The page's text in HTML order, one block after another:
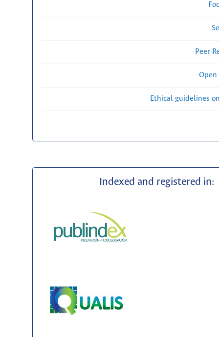
Peer
Open
Ethical guidelines
Indexed and registered in: